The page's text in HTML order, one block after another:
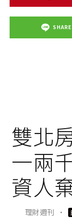
SHARE
雙北
一兩
資人
理財週刊 ·